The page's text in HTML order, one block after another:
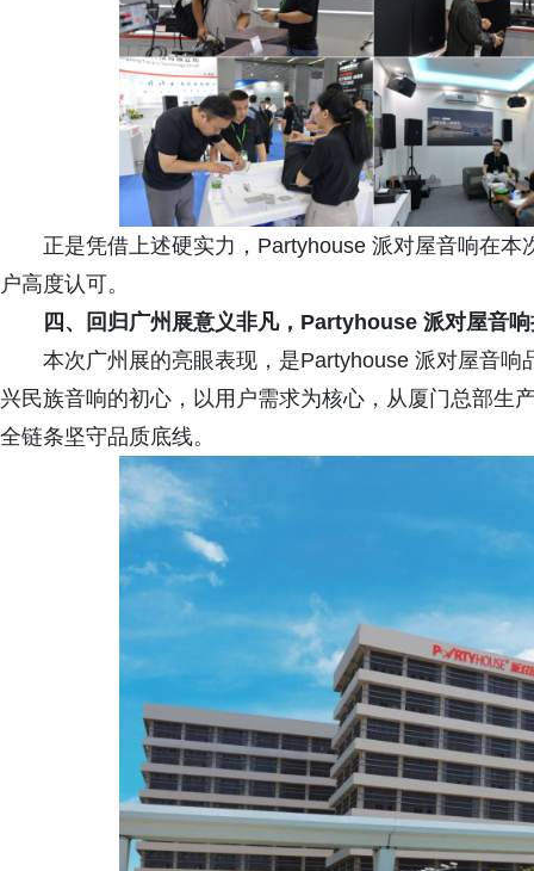
正是凭借上述硬实力，Partyhouse 派对屋音响在
户高度认可。
四、
回归广州展意义非凡，Partyhouse 派对屋音
本次广州展的亮眼表现，是Partyhouse 派对屋音
兴民族音响的初心，以用户需求为核心，从厦门总部生
全链条坚守品质底线。